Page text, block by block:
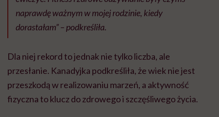
naprawdę ważnym w mojej rodzinie, kiedy
dorastałam” – podkreśliła.
Dla niej rekord to jednak nie tylko liczba, ale
przesłanie. Kanadyjka podkreśliła, że wiek nie jest
przeszkodą w realizowaniu marzeń, a aktywność
fizyczna to klucz do zdrowego i szczęśliwego życia.